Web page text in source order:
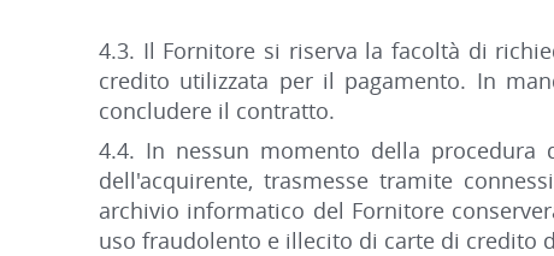
4.3. Il Fornitore si riserva la facoltà di
credito utilizzata per il pagamento. In
concludere il contratto.
4.4. In nessun momento della
dell'acquirente, trasmesse tramite
archivio informatico del Fornitore
uso fraudolento e illecito di carte di credito